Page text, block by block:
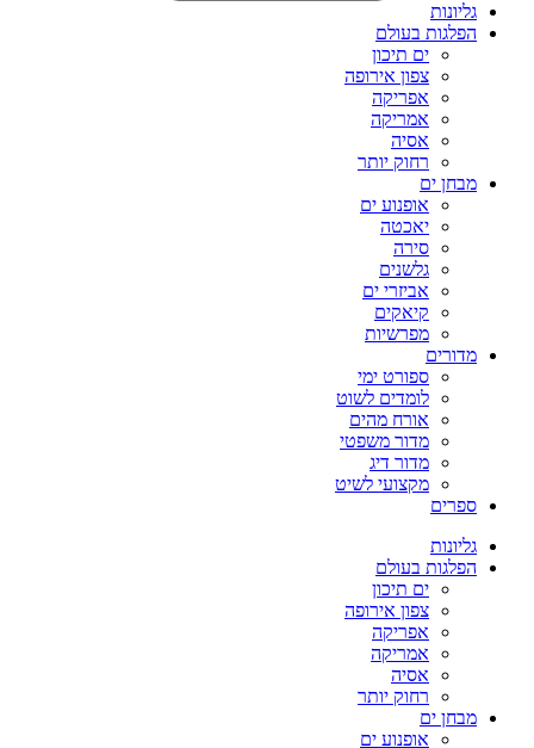
גליונות
הפלגות בעולם
ים תיכון
צפון אירופה
אפריקה
אמריקה
אסיה
רחוק יותר
מבחן ים
אופנוע ים
יאכטה
סירה
גלשנים
אביזרי ים
קיאקים
מפרשיות
מדורים
ספורט ימי
לומדים לשוט
אורח מהים
מדור משפטי
מדור דיג
מקצועי לשיט
ספרים
גליונות
הפלגות בעולם
ים תיכון
צפון אירופה
אפריקה
אמריקה
אסיה
רחוק יותר
מבחן ים
אופנוע ים